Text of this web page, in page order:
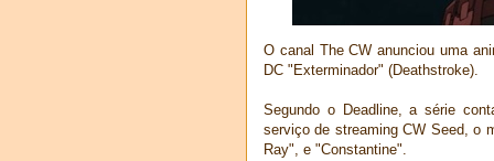
O canal The CW anunciou uma
DC "Exterminador" (Deathstroke).
Segundo o Deadline, a série
serviço de streaming CW Seed, o
Ray", e "Constantine".